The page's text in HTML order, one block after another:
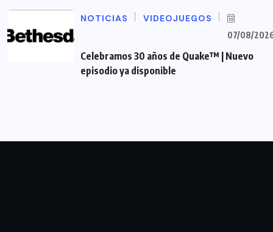
NOTICIAS VIDEOJUEGOS
07/08/
Celebramos 30 años de Quake™ | Nuevo
episodio ya disponible